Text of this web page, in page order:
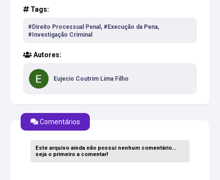
demonstra a importância da obra, bem como o
dinamismo, segurança e pertencimento do Doutor Eujecio
laborais, permitindo-lhe promover uma análise
contextualizada e dinâmica de temas relativos ao
Tags:
#Direito Processual Penal, #Execução da Pena,
#Investigação Criminal
Autores:
Eujecio Coutrim Lima Filho
Comentários
Este arquivo ainda não possui nenhum comentário...
seja o primeiro a comentar!